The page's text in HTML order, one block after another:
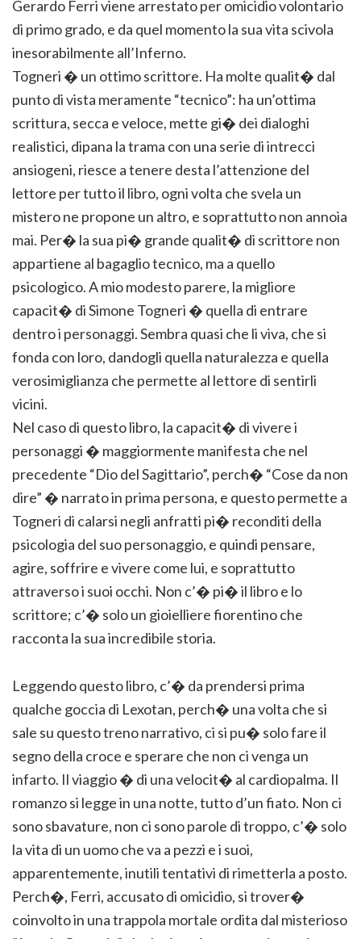
Gerardo Ferri viene arrestato per omicidio volontario
di primo grado, e da quel momento la sua vita scivola
inesorabilmente all’Inferno.
Togneri � un ottimo scrittore. Ha molte qualit� dal
punto di vista meramente “tecnico”: ha un’ottima
scrittura, secca e veloce, mette gi� dei dialoghi
realistici, dipana la trama con una serie di intrecci
ansiogeni, riesce a tenere desta l’attenzione del
lettore per tutto il libro, ogni volta che svela un
mistero ne propone un altro, e soprattutto non annoia
mai. Per� la sua pi� grande qualit� di scrittore non
appartiene al bagaglio tecnico, ma a quello
psicologico. A mio modesto parere, la migliore
capacit� di Simone Togneri � quella di entrare
dentro i personaggi. Sembra quasi che li viva, che si
fonda con loro, dandogli quella naturalezza e quella
verosimiglianza che permette al lettore di sentirli
vicini.
Nel caso di questo libro, la capacit� di vivere i
personaggi � maggiormente manifesta che nel
precedente “Dio del Sagittario”, perch� “Cose da non
dire” � narrato in prima persona, e questo permette a
Togneri di calarsi negli anfratti pi� reconditi della
psicologia del suo personaggio, e quindi pensare,
agire, soffrire e vivere come lui, e soprattutto
attraverso i suoi occhi. Non c’� pi� il libro e lo
scrittore; c’� solo un gioielliere fiorentino che
racconta la sua incredibile storia.
Leggendo questo libro, c’� da prendersi prima
qualche goccia di Lexotan, perch� una volta che si
sale su questo treno narrativo, ci si pu� solo fare il
segno della croce e sperare che non ci venga un
infarto. Il viaggio � di una velocit� al cardiopalma. Il
romanzo si legge in una notte, tutto d’un fiato. Non ci
sono sbavature, non ci sono parole di troppo, c’� solo
la vita di un uomo che va a pezzi e i suoi,
apparentemente, inutili tentativi di rimetterla a posto.
Perch�, Ferri, accusato di omicidio, si trover�
coinvolto in una trappola mortale ordita dal misterioso